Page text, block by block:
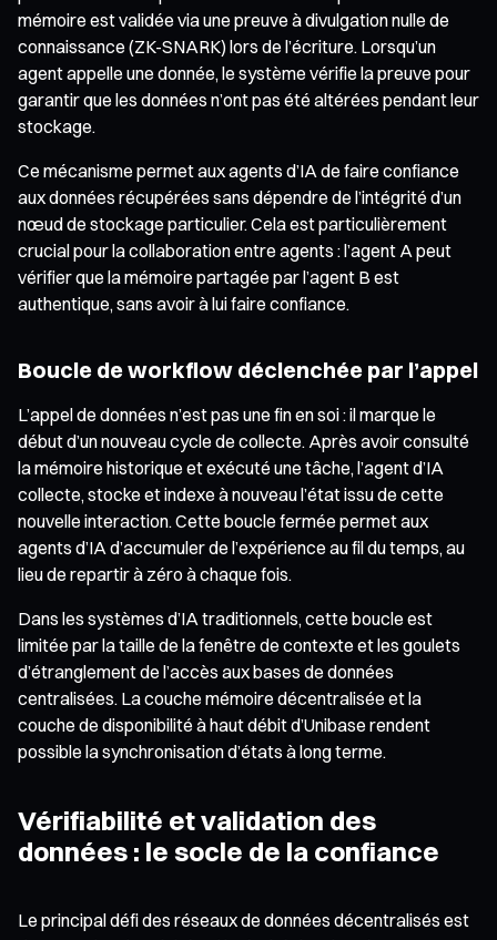
mémoire est validée via une preuve à divulgation nulle de
connaissance (ZK-SNARK) lors de l’écriture. Lorsqu’un
agent appelle une donnée, le système vérifie la preuve pour
garantir que les données n’ont pas été altérées pendant leur
stockage.
Ce mécanisme permet aux agents d’IA de faire confiance
aux données récupérées sans dépendre de l’intégrité d’un
nœud de stockage particulier. Cela est particulièrement
crucial pour la collaboration entre agents : l’agent A peut
vérifier que la mémoire partagée par l’agent B est
authentique, sans avoir à lui faire confiance.
Boucle de workflow déclenchée par l’appel
L’appel de données n’est pas une fin en soi : il marque le
début d’un nouveau cycle de collecte. Après avoir consulté
la mémoire historique et exécuté une tâche, l’agent d’IA
collecte, stocke et indexe à nouveau l’état issu de cette
nouvelle interaction. Cette boucle fermée permet aux
agents d’IA d’accumuler de l’expérience au fil du temps, au
lieu de repartir à zéro à chaque fois.
Dans les systèmes d’IA traditionnels, cette boucle est
limitée par la taille de la fenêtre de contexte et les goulets
d’étranglement de l’accès aux bases de données
centralisées. La couche mémoire décentralisée et la
couche de disponibilité à haut débit d’Unibase rendent
possible la synchronisation d’états à long terme.
Vérifiabilité et validation des
données : le socle de la confiance
Le principal défi des réseaux de données décentralisés est